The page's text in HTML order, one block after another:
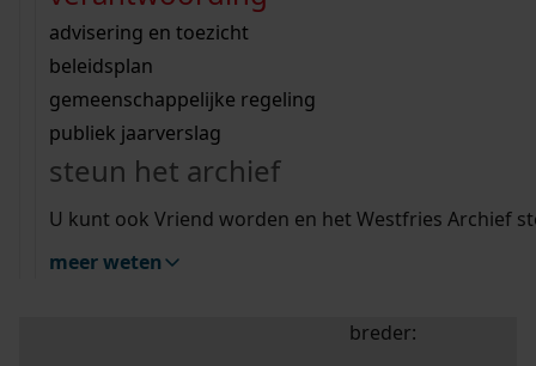
bouwvergunningen
omgevingsvergunningen
vergunningen
beeld en geluid
uitleg nodig?
Wij helpen u op weg met een aantal zoektips.
bekijk alle zoektips
Wij helpen u op weg met een aantal zoektips.
bekijk alle zoektips
bekijk ons geschiedenislokaal
advisering en toezicht
beleidsplan
gemeenschappelijke regeling
publiek jaarverslag
steun het archief
U kunt ook Vriend worden en het Westfries Archief
meer weten
zoektips
Mijn Studiezaal (inloggen)
uw zoekopdracht te
breder: